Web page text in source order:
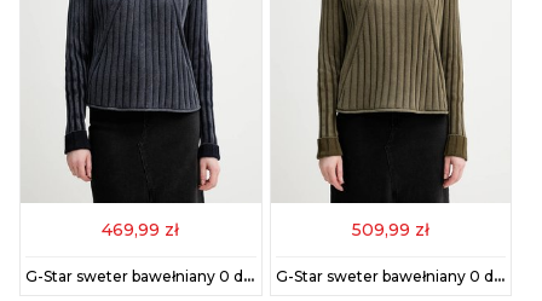
469,99 zł
G-Star sweter bawełniany 0 damski kolor niebieski lekki D27725.D630
509,99 zł
G-Star sweter bawełniany 0 damski kolor zielony z golfem D27172.D630